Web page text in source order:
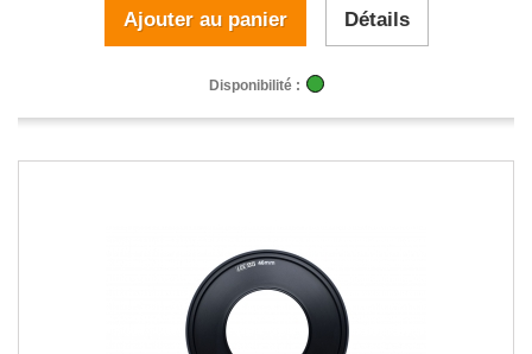
Ajouter au panier Détails
Disponibilité :